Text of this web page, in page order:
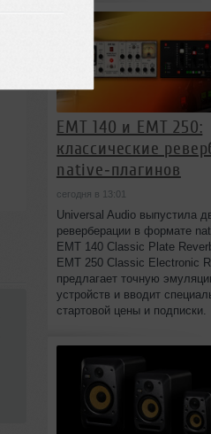
EMT 140 и EMT 250:
классические
native‑плагинов
сегодня в 13:01
Universal Audio выпустила
реверберации в формате
EMT 140 Classic Plate
EMT 250 Classic Electronic
предлагает точную
устройств и вводит
стартовой цены и подписки.